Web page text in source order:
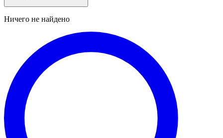
Ничего не найдено